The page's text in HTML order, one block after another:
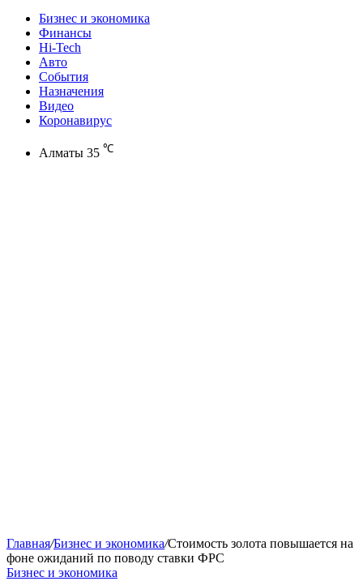
Бизнес и экономика
Финансы
Hi-Tech
Авто
События
Назначения
Видео
Коронавирус
Алматы 35 ℃
Главная/Бизнес и экономика/Стоимость золота повышается на
фоне ожиданий по поводу ставки ФРС
Бизнес и экономика